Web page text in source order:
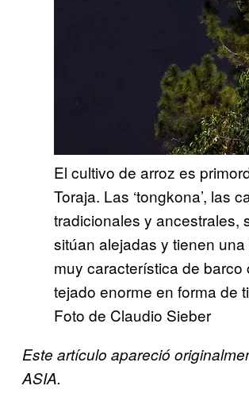
El cultivo de arroz es
Toraja. Las ‘tongkona’, las
tradicionales y ancestrales,
sitúan alejadas y tienen una
muy característica de barco
tejado enorme en forma de
Foto de Claudio Sieber
Este artículo apareció
ASIA.